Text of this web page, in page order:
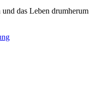
das Leben drumherum